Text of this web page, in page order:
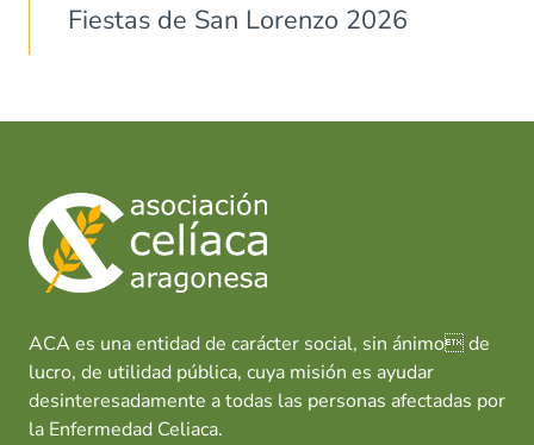
Fiestas de San Lorenzo 2026
ACA es una entidad de carácter social, sin ánimo de
lucro, de utilidad pública, cuya misión es ayudar
desinteresadamente a todas las personas afectadas por
la Enfermedad Celiaca.